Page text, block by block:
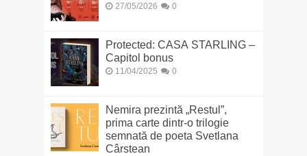
27/05/2026 0
Protected: CASA STARLING –
Capitol bonus
11/04/2025 0
Nemira prezintă „Restul”,
prima carte dintr-o trilogie
semnată de poeta Svetlana
Cârstean